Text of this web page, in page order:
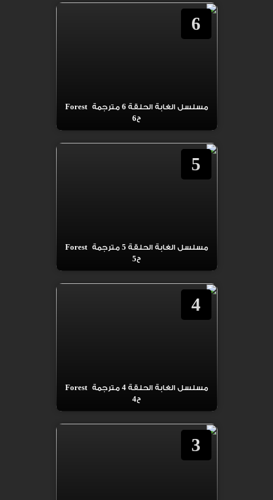
6
مسلسل الغابة الحلقة 6 مترجمة Forest
ح6
5
مسلسل الغابة الحلقة 5 مترجمة Forest
ح5
4
مسلسل الغابة الحلقة 4 مترجمة Forest
ح4
3